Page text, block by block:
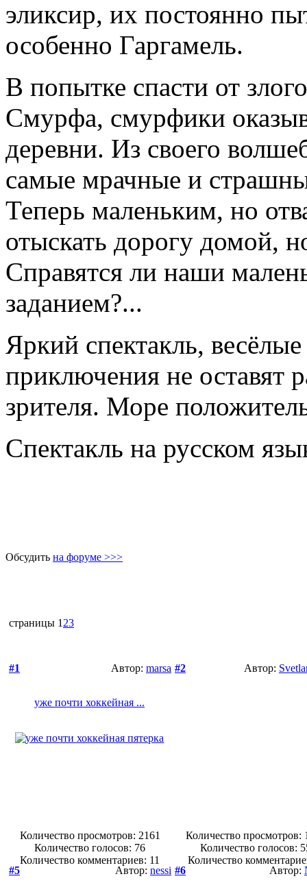
эликсир, их постоянно
особенно Гаргамель.
В попытке спасти от
Смурфа, смурфики
деревни. Из своего
самые мрачные и
Теперь маленьким, но
отыскать дорогу домой,
Справятся ли наши
заданием?...
Яркий спектакль,
приключения не оставят
зрителя. Море
Спектакль на русском
Обсудить на форуме >>>
страницы 1 23
#1 Автор: marsa
уже почти хоккейная ...
Количество просмотров: 2161
Количество голосов: 76
Количество комментариев: 11
#2 Автор:
Количество просмотров:
Количество голосов:
Количество
#5
Автор: nessi #6 Автор: